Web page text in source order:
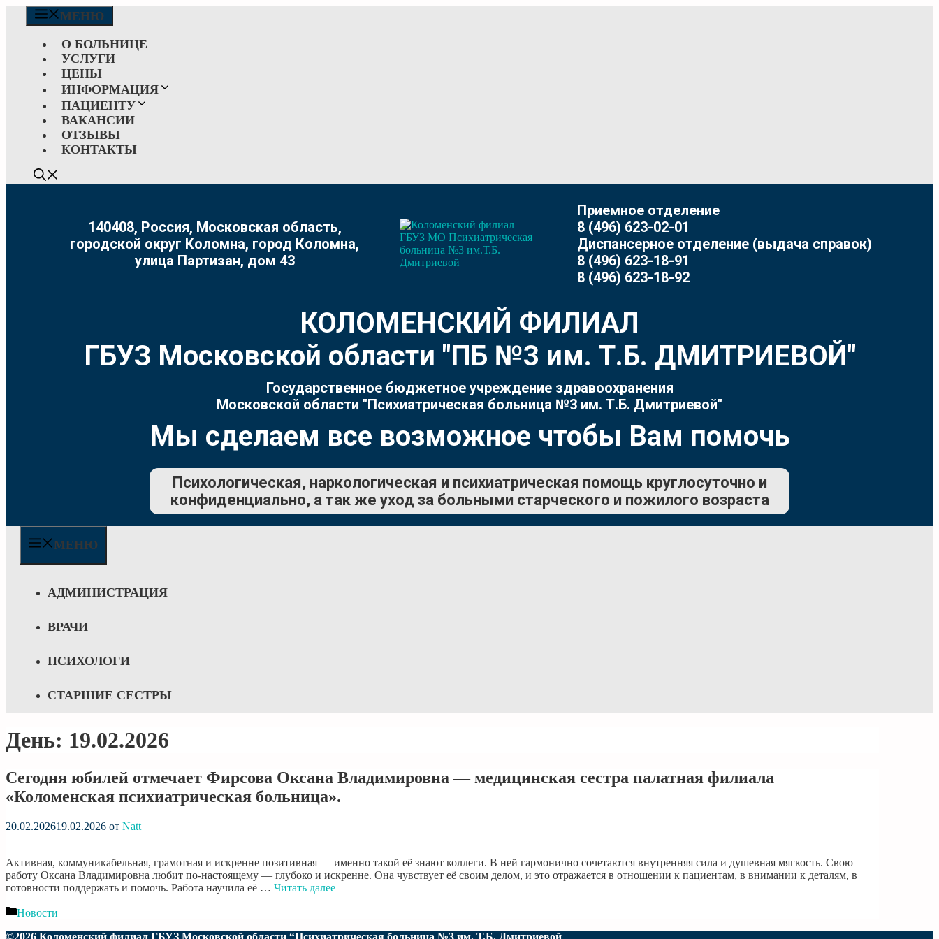
Перейти
МЕНЮ
О БОЛЬНИЦЕ
УСЛУГИ
ЦЕНЫ
ИНФОРМАЦИЯ
ПАЦИЕНТУ
ВАКАНСИИ
ОТЗЫВЫ
КОНТАКТЫ
140408, Россия, Московская область,
городской округ Коломна, город Коломна,
улица Партизан, дом 43
Приемное отделение
8 (496) 623-02-01
Диспансерное отделение (выдача справок)
8 (496) 623-18-91
8 (496) 623-18-92
КОЛОМЕНСКИЙ ФИЛИАЛ
ГБУЗ Московской области "ПБ №3 им. Т.Б. ДМИТРИЕВОЙ"
Государственное бюджетное учреждение здравоохранения
Московской области "Психиатрическая больница №3 им. Т.Б. Дмитриевой"
Мы сделаем все возможное чтобы Вам помочь
Психологическая, наркологическая и психиатрическая помощь круглосуточно и
конфиденциально, а так же уход за больными старческого и пожилого возраста
МЕНЮ
АДМИНИСТРАЦИЯ
ВРАЧИ
ПСИХОЛОГИ
СТАРШИЕ СЕСТРЫ
День: 19.02.2026
Сегодня юбилей отмечает Фирсова Оксана Владимировна — медицинская сестра палатная филиала
«Коломенская психиатрическая больница».
20.02.202619.02.2026 от Natt
Активная, коммуникабельная, грамотная и искренне позитивная — именно такой её знают коллеги. В ней гармонично сочетаются внутренняя сила и душевная мягкость. Свою
работу Оксана Владимировна любит по-настоящему — глубоко и искренне. Она чувствует её своим делом, и это отражается в отношении к пациентам, в внимании к деталям, в
готовности поддержать и помочь. Работа научила её … Читать далее
Рубрики
Новости
©2026 Коломенский филиал ГБУЗ Московской области “Психиатрическая больница №3 им. Т.Б. Дмитриевой